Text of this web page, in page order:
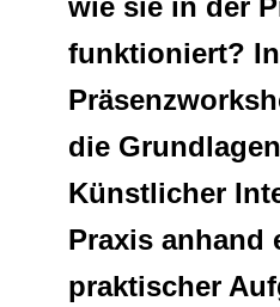
wie sie in der
funktioniert?
die
Künstlicher
Praxis anhand
praktischer